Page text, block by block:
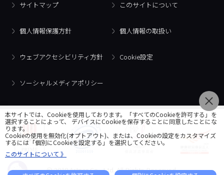
サイトマップ このサイトについて
個人情報保護方針 個人情報の取扱い
ウェブアクセシビリティ方針 Cookie設定
ソーシャルメディアポリシー
© 2018 Artner Co., Ltd. All Rights Reserved.
本サイトでは、Cookieを使用しております。「すべてのCookieを許可する」を
選択することによって、 デバイスにCookieを保存することに同意したことにな
ります。
Cookieの使用を無効化(オプトアウト)、または、Cookieの設定をカスタマイズ
するには「個別にCookieを設定する」を選択してください。
このサイトについて 》